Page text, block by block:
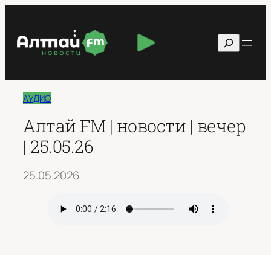
содержимому
Поиск
АУДИО
Алтай FM | новости | вечер
| 25.05.26
25.05.2026